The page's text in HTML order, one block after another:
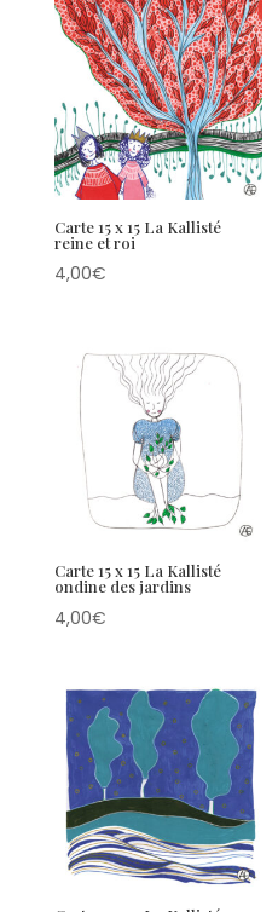
Carte 15 x 15 La Kallisté
reine et roi
4,00€
Carte 15 x 15 La Kallisté
ondine des jardins
4,00€